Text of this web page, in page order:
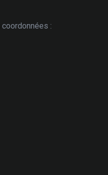
: